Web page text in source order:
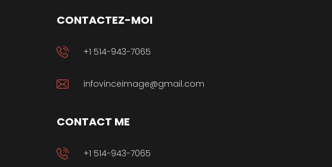
CONTACTEZ-MOI
+1 514-943-7065
infovinceimage@gmail.com
CONTACT ME
+1 514-943-7065